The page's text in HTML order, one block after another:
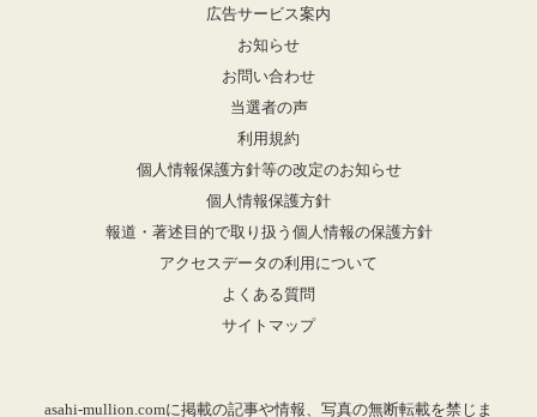
広告サービス案内
お知らせ
お問い合わせ
当選者の声
利用規約
個人情報保護方針等の改定のお知らせ
個人情報保護方針
報道・著述目的で取り扱う個人情報の保護方針
アクセスデータの利用について
よくある質問
サイトマップ
asahi-mullion.comに掲載の記事や情報、写真の無断転載を禁じま